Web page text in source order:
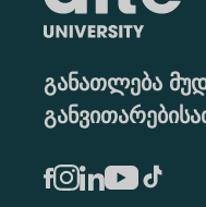
განათლება